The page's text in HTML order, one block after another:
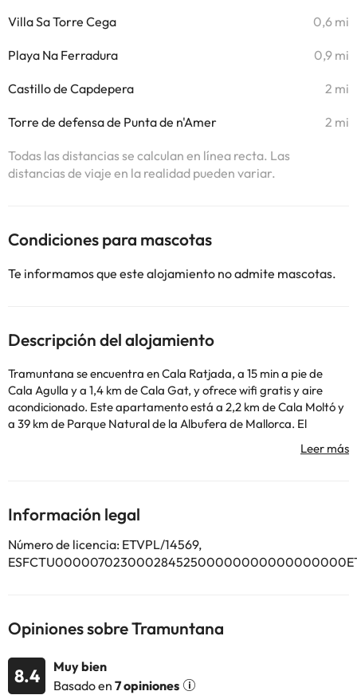
Villa Sa Torre Cega 0,6 mi
Playa Na Ferradura 0,9 mi
Castillo de Capdepera 2 mi
Torre de defensa de Punta de n'Amer 2 mi
Todas las distancias se calculan en línea recta. Las
distancias de viaje en la realidad pueden variar.
Condiciones para mascotas
Te informamos que este alojamiento no admite mascotas.
Descripción del alojamiento
Tramuntana se encuentra en Cala Ratjada, a 15 min a pie de
Cala Agulla y a 1,4 km de Cala Gat, y ofrece wifi gratis y aire
acondicionado. Este apartamento está a 2,2 km de Cala Moltó y
a 39 km de Parque Natural de la Albufera de Mallorca. El
apartamento cuenta con 1 dormitorio, 1 baño, ropa de cama,
toallas, TV con canales vía satélite, cocina totalmente equipada y
Golf de Pula está a 17 km. El aeropuerto más cercano
(Aeropuerto de Palma de Mallorca - Son Sant Joan) está a 80 km
del alojamiento.
En este alojamiento no se pueden celebrar despedidas de soltero
directamente con el alojamiento. Los datos de contacto
aparecen en la confirmación de la reserva.
Algunos de los servicios detallados pueden ser de pago. Puedes
Información legal
Número de licencia: ETVPL/14569,
Opiniones sobre Tramuntana
8.4
Muy bien
Basado en 7 opiniones